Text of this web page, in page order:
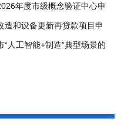
年度市级概念验证中心申
造和设备更新再贷款项目申
“人工智能+制造”典型场景的